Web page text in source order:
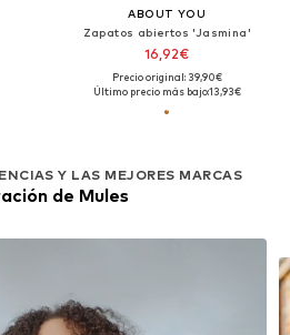
ABOUT YOU
Zapatos abiertos 'Jasmina'
16,92€
Precio original: 39,90€
Último precio más bajo:13,93€
Y LAS MEJORES MARCAS
de Mules